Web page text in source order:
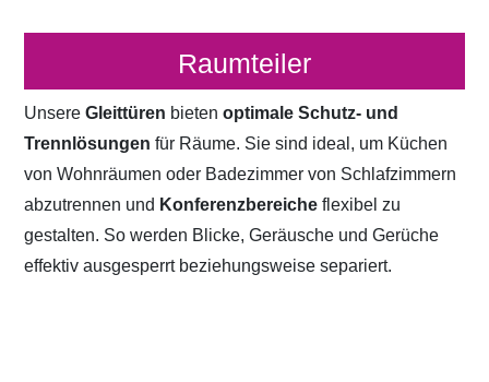
Raumteiler
UnsereGleittüren bietenoptimale Schutz- und
Trennlösungen für Räume. Sie sind ideal, um Küchen
von Wohnräumen oder Badezimmer von Schlafzimmern
abzutrennen und Konferenzbereicheflexibel zu
gestalten. So werden Blicke, Geräusche und Gerüche
effektiv ausgesperrt beziehungsweise separiert.